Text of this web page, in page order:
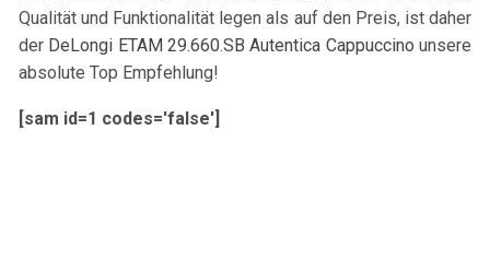
Qualität und Funktionalität legen als auf den Preis, ist daher
der DeLongi ETAM 29.660.SB Autentica Cappuccino unsere
absolute Top Empfehlung!
[sam id=1 codes='false']